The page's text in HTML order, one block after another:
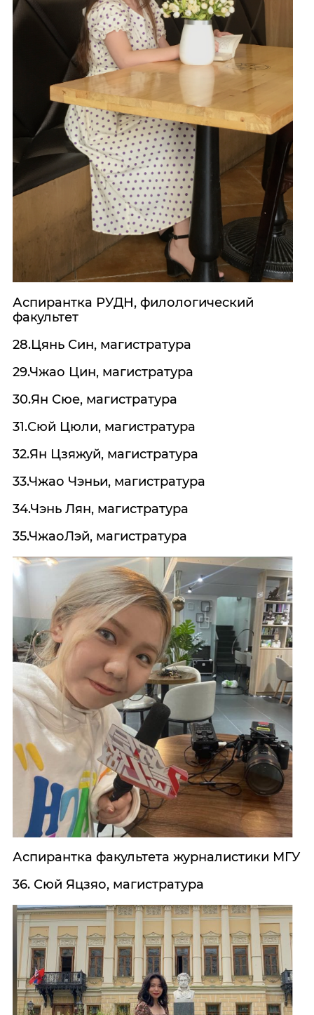
Аспирантка РУДН, филологический
факультет
28.Цянь Син, магистратура
29.Чжао Цин, магистратура
30.Ян Сюе, магистратура
31.Сюй Цюли, магистратура
32.Ян Цзяжуй, магистратура
33.Чжао Чэньи, магистратура
34.Чэнь Лян, магистратура
35.ЧжаоЛэй, магистратура
Аспирантка факультета журналистики МГУ
36. Сюй Яцзяо, магистратура